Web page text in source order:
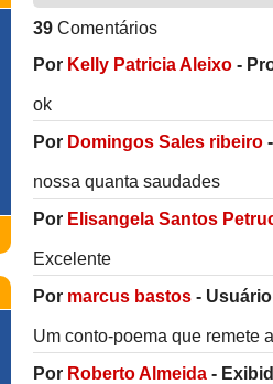
39 Comentários
Por Kelly Patricia Aleixo -
ok
Por Domingos Sales ribeiro
nossa quanta saudades
Por Elisangela Santos
Excelente
Por marcus bastos - Usuário
Um conto-poema que remete
Por Roberto Almeida -